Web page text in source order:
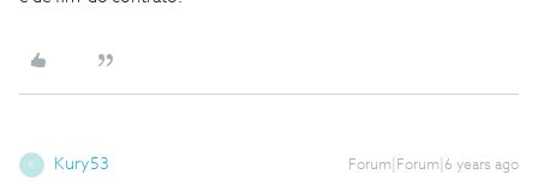
K Kury53 Forum|Forum|6 years ago